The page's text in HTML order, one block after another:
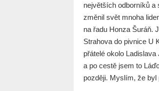
největších odborníků a
změnil svět mnoha
na řadu Honza Šuráň.
Strahova do pivnice U
přátelé okolo
a po cestě jsem to
později. Myslím, že byl